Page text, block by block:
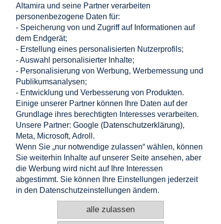
Datenblatt
Kompatibilitätsliste Hybridbatterie
Produktbroschüre
Benutzerhandbuch
Einkaufen
Hilfe
Mein Konto
Information
KONTAKT
Altamira Sp. z o. o.
Budowlanych 6/51, 95-040 Koluszki, Polen
+48 724 999 949
info@e-altamira.de
Altamira und seine Partner verarbeiten
personenbezogene Daten für:
- Speicherung von und Zugriff auf Informationen auf
dem Endgerät;
- Erstellung eines personalisierten Nutzerprofils;
- Auswahl personalisierter Inhalte;
- Personalisierung von Werbung, Werbemessung und
Publikumsanalysen;
- Entwicklung und Verbesserung von Produkten.
Einige unserer Partner können Ihre Daten auf der
Grundlage ihres berechtigten Interesses verarbeiten.
Unsere Partner: Google (Datenschutzerklärung),
Meta, Microsoft, Adroll.
Wenn Sie „nur notwendige zulassen“ wählen, können
Sie weiterhin Inhalte auf unserer Seite ansehen, aber
die Werbung wird nicht auf Ihre Interessen
abgestimmt. Sie können Ihre Einstellungen jederzeit
in den Datenschutzeinstellungen ändern.
alle zulassen